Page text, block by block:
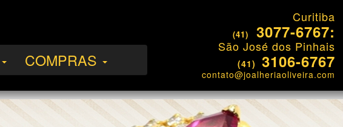
COMPRAS
Curitiba
(41) 3077-6767:
São José dos Pinhais
(41) 3106-6767
contato@joalheriaoliveira.com